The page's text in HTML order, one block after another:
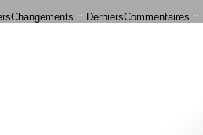
:: DerniersCommentaires ::